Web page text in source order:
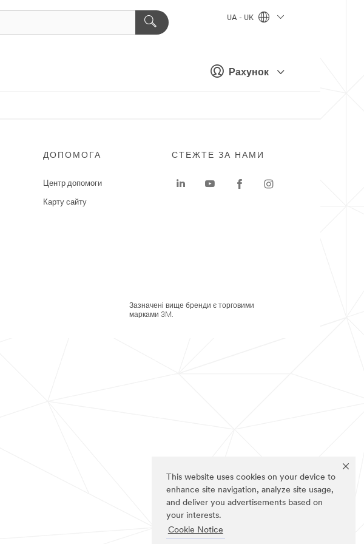
This website uses cookies on your device to
enhance site navigation, analyze site usage,
and deliver you advertisements based on
your interests.
Cookie Notice
Рахунок
UA - UK
ДОПОМОГА
Центр допомоги
Карту сайту
СТЕЖТЕ ЗА НАМИ
Зазначені вище бренди є торговими
марками 3M.